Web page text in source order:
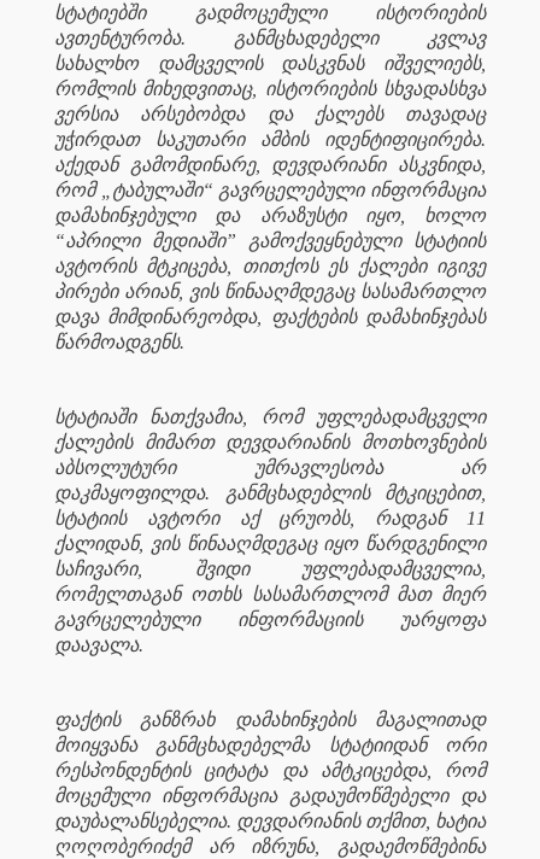
სტატიებში გადმოცემული ისტორიების
ავთენტურობა. განმცხადებელი კვლავ
სახალხო დამცველის დასკვნას იშველიებს,
რომლის მიხედვითაც, ისტორიების სხვადასხვა
ვერსია არსებობდა და ქალებს თავადაც
უჭირდათ საკუთარი ამბის იდენტიფიცირება.
აქედან გამომდინარე, დევდარიანი ასკვნიდა,
რომ „ტაბულაში“ გავრცელებული ინფორმაცია
დამახინჯებული და არაზუსტი იყო, ხოლო
“აპრილი მედიაში” გამოქვეყნებული სტატიის
ავტორის მტკიცება, თითქოს ეს ქალები იგივე
პირები არიან, ვის წინააღმდეგაც სასამართლო
დავა მიმდინარეობდა, ფაქტების დამახინჯებას
წარმოადგენს.
სტატიაში ნათქვამია, რომ უფლებადამცველი
ქალების მიმართ დევდარიანის მოთხოვნების
აბსოლუტური უმრავლესობა არ
დაკმაყოფილდა. განმცხადებლის მტკიცებით,
სტატიის ავტორი აქ ცრუობს, რადგან 11
ქალიდან, ვის წინააღმდეგაც იყო წარდგენილი
საჩივარი, შვიდი უფლებადამცველია,
რომელთაგან ოთხს სასამართლომ მათ მიერ
გავრცელებული ინფორმაციის უარყოფა
დაავალა.
ფაქტის განზრახ დამახინჯების მაგალითად
მოიყვანა განმცხადებელმა სტატიიდან ორი
რესპონდენტის ციტატა და ამტკიცებდა, რომ
მოცემული ინფორმაცია გადაუმოწმებელი და
დაუბალანსებელია. დევდარიანის თქმით, ხატია
ღოღობერიძემ არ იზრუნა, გადაემოწმებინა